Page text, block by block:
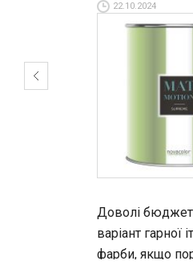
22.10.2024
Доволі
варіант гарної
фарби, якщо